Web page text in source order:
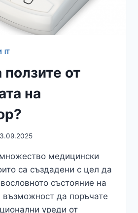
IT
ползите от
на
медицински
са създадени с цел да
състояние на
възможност да поръчате
уреди от